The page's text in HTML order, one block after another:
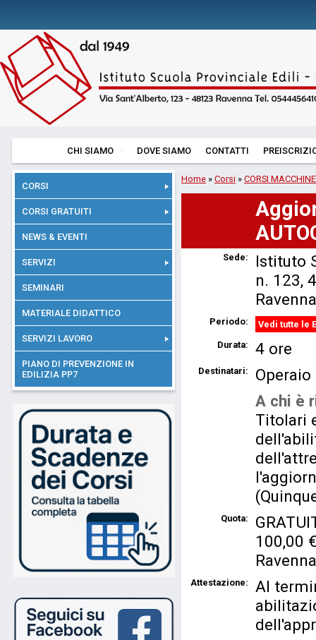
CHI SIAMO DOVE SIAMO CONTATTI
CORSI
CORSI GRATUITI
NEWS & EVENTI
SERVIZI
SEMINARI
MATERIALE DIDATTICO
SERVIZI LAVORO
PIANO DI PREVENZIONE IN
EDILIZIA PP7
Home » Corsi » CORSI MACCHINE
Sede:
Istituto
n. 123,
Periodo:
Vedi tutte le
Durata:
4 ore
Destinatari:
Operaio
A chi è
Titolari
Quota:
100,00
Attestazione:
Al